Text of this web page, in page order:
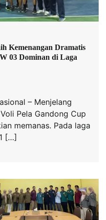
Kemenangan Dramatis
03 Dominan di Laga
– Menjelang
Pela Gandong Cup
memanas. Pada laga
[…]